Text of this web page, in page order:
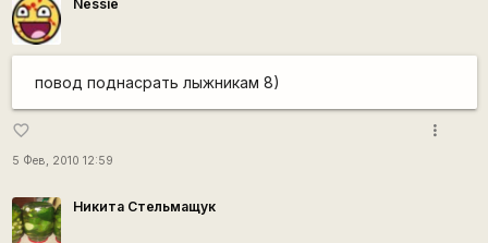
Nessie
повод поднасрать лыжникам 8)
favorite_border
5 Фев, 2010 12:59
more_vert
Никита Стельмащук